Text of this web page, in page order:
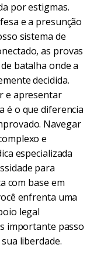
por estigmas.
e a presunção
sistema de
as provas
batalha onde a
decidida.
e apresentar
é o que diferencia
Navegar
e
especializada
para
com base em
enfrenta uma
legal
importante passo
liberdade.